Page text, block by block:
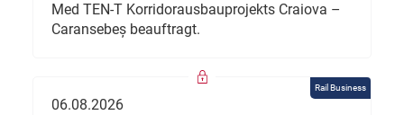
Med TEN-T Korridorausbauprojekts Craiova –
Caransebeș beauftragt.
Rail Business
06.08.2026